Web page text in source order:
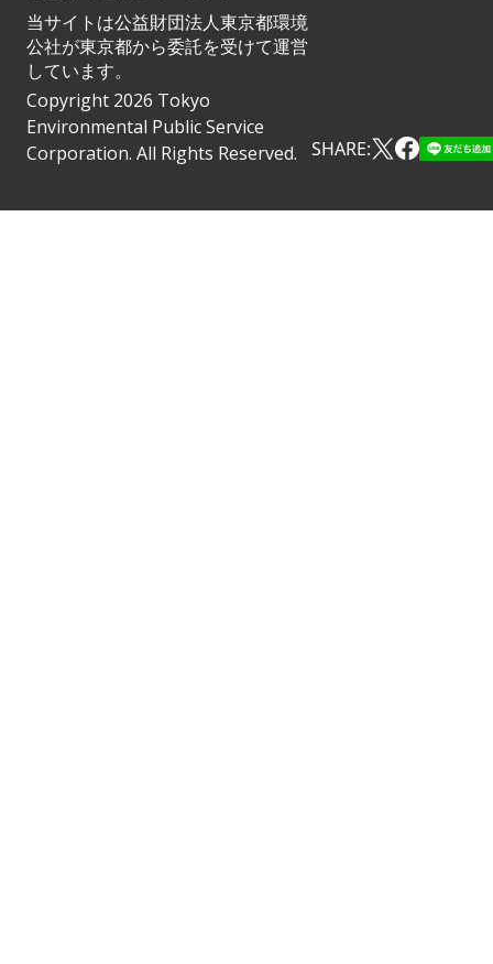
当サイトは公益財団法人東京都環境
公社が東京都から委託を受けて運営
しています。
Copyright 2026 Tokyo
Environmental Public Service
Corporation. All Rights Reserved.
SHARE: